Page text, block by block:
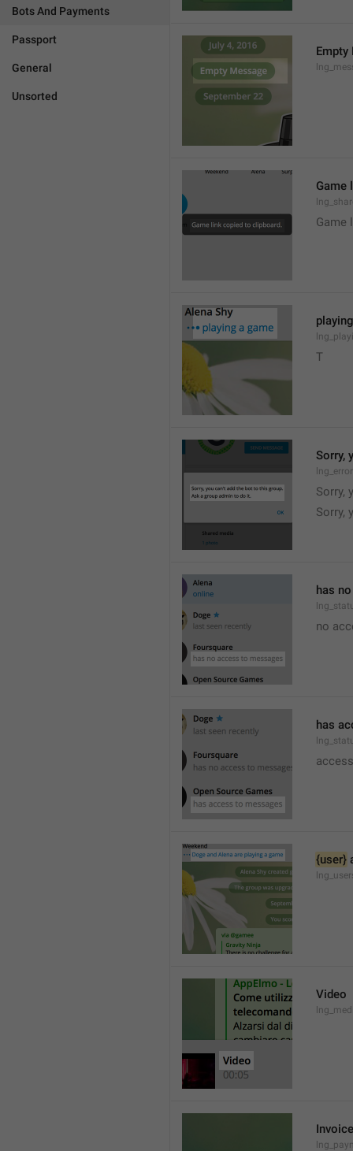
Bots And Payments
Passport
General
Unsorted
Empty
Game
Game
T
Sorry,
Sorry,
Sorry,
has
no
has
{user}
Video
Invoice